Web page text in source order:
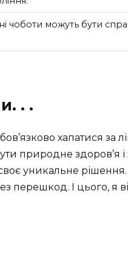
чоботи можуть бути
. .
хапатися за
природне здоров’я і
уникальне
перешкод. І цього, я